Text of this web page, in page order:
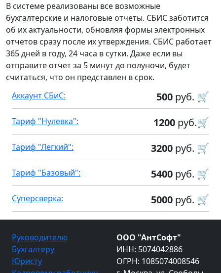
В системе реализованы все возможные
бухгалтерские и налоговые отчеты. СБИС заботится
об их актуальности, обновляя формы электронных
отчетов сразу после их утверждения. СБИС работает
365 дней в году, 24 часа в сутки. Даже если вы
отправите отчет за 5 минут до полуночи, будет
считаться, что он представлен в срок.
500 руб. 🛒
Аккаунт СБиС:
1200 руб.🛒
Тариф "Нулевка":
3200 руб. 🛒
Тариф "Легкий":
5400 руб. 🛒
Тариф "Базовый":
5000 руб. 🛒
Суперсверка:
Руководителю
Бухгалтеру
Юристу
ООО "АнтСофт"
ИНН: 5074042886
ОГРН: 1085074008546